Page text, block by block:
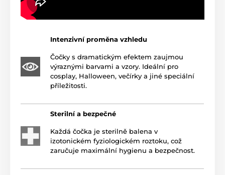
Intenzivní proměna vzhledu
Čočky s dramatickým efektem zaujmou
výraznými barvami a vzory. Ideální pro
cosplay, Halloween, večírky a jiné speciální
příležitosti.
Sterilní a bezpečné
Každá čočka je sterilně balena v
izotonickém fyziologickém roztoku, což
zaručuje maximální hygienu a bezpečnost.